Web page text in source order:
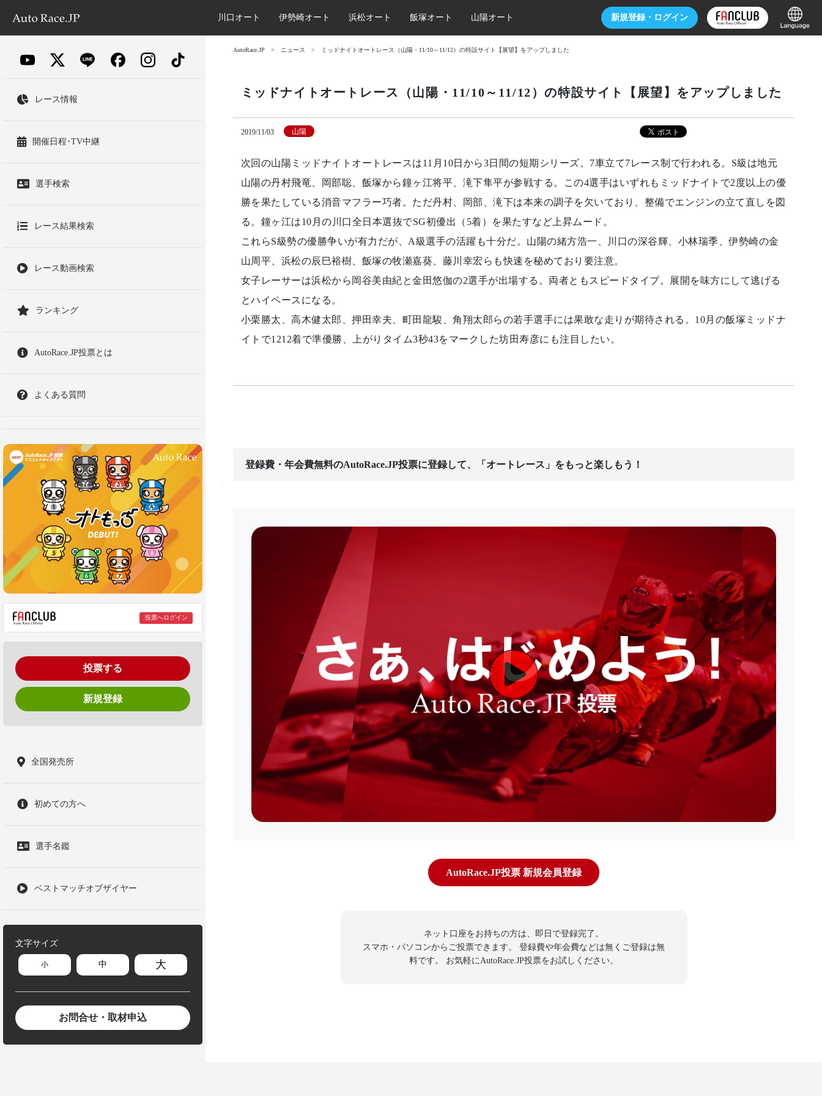
新規登録・ ログイン
川口オート 伊勢崎オート 浜松オート 飯塚オート 山陽オート
レース情報
開催日程･TV中継
選手検索
レース結果検索
レース動画検索
ランキング
AutoRace.JP投票とは
よくある質問
投票へログイン
投票する
新規登録
全国発売所
初めての方へ
選手名鑑
ベストマッチオブザイヤー
文字サイズ
小 中 大
お問合せ・取材申込
AutoRace.JP ニュース ミッドナイトオートレース（山陽・11/10～11/12）の特設サイト【展望】をアップしました
ミッドナイトオートレース（山陽・11/10～11/12）の特設サイト【展望】をアップしました
2019/11/03 山陽
次回の山陽ミッドナイトオートレースは11月10日から3日間の短期シリーズ。7車立て7レース制で行われる。S級は地元
山陽の丹村飛竜、岡部聡、飯塚から鐘ヶ江将平、滝下隼平が参戦する。この4選手はいずれもミッドナイトで2度以上の優
勝を果たしている消音マフラー巧者。ただ丹村、岡部、滝下は本来の調子を欠いており、整備でエンジンの立て直しを図
る。鐘ヶ江は10月の川口全日本選抜でSG初優出（5着）を果たすなど上昇ムード。
これらS級勢の優勝争いが有力だが、A級選手の活躍も十分だ。山陽の緒方浩一、川口の深谷輝、小林瑞季、伊勢崎の金
山周平、浜松の辰巳裕樹、飯塚の牧瀬嘉葵、藤川幸宏らも快速を秘めており要注意。
女子レーサーは浜松から岡谷美由紀と金田悠伽の2選手が出場する。両者ともスピードタイプ。展開を味方にして逃げる
とハイペースになる。
小栗勝太、高木健太郎、押田幸夫、町田龍駿、角翔太郎らの若手選手には果敢な走りが期待される。10月の飯塚ミッドナ
イトで1212着で準優勝、上がりタイム3秒43をマークした坊田寿彦にも注目したい。
登録費・年会費無料のAutoRace.JP投票に登録して、「オートレース」をもっと楽しもう！
AutoRace.JP投票 新規会員登録
ネット口座をお持ちの方は、即日で登録完了。
スマホ・パソコンからご投票できます。
登録費や年会費などは無くご登録は無
料です。
お気軽にAutoRace.JP投票をお試しください。